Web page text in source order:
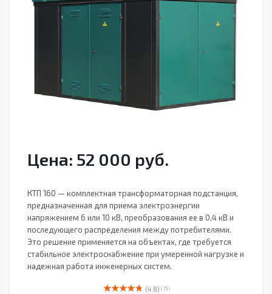
Цена: 52 000 руб.
КТП 160 — комплектная трансформаторная подстанция,
предназначенная для приема электроэнергии
напряжением 6 или 10 кВ, преобразования ее в 0,4 кВ и
последующего распределения между потребителями.
Это решение применяется на объектах, где требуется
стабильное электроснабжение при умеренной нагрузке и
надежная работа инженерных систем.
(4.8) ( 75 )